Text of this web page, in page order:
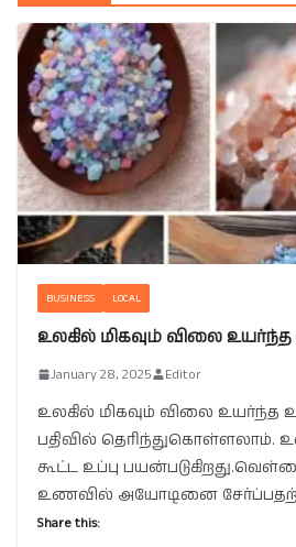
BUSINESS LOCAL
உலகில் மிகவும் விலை உயர்ந்த
January 28, 2025 Editor
உலகில் மிகவும் விலை உயர்ந்த
பதிவில் தெரிந்துகொள்ளலாம்.
கூட்ட உப்பு
உணவில் அயோடினை
Share this: